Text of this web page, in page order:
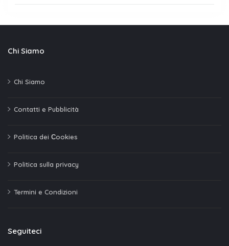
Chi Siamo
Chi Siamo
Contatti e Pubblicità
Politica dei Сookies
Politica sulla privacy
Termini e Condizioni
Seguiteci